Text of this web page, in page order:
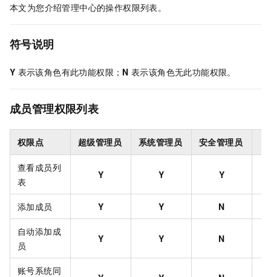
本文为您介绍管理中心的操作权限列表。
符号说明
Y 表示该角色有此功能权限； N 表示该角色无此功能权限。
成员管理权限列表
权限点 超级管理员 系统管理员 安全管理员
查看成员列
表
Y Y Y
添加成员 Y Y N
自动添加成
员
Y Y N
账号系统同